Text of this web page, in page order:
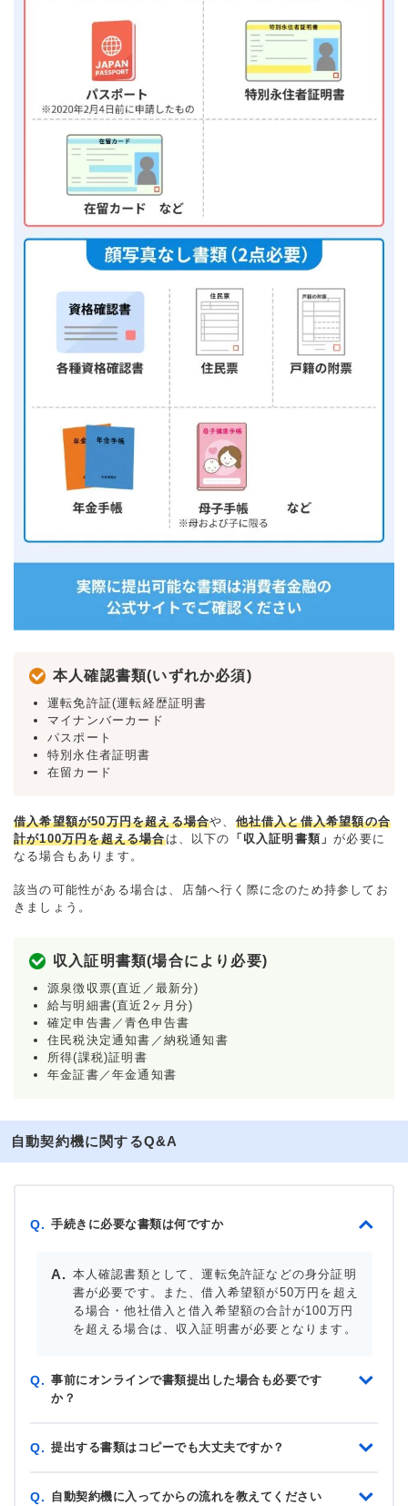
本人確認書類(いずれか必須)
運転免許証(運転経歴証明書
マイナンバーカード
パスポート
特別永住者証明書
在留カード
借入希望額が50万円を超える場合や、 他社借入と借入希望額の合
計が100万円を超える場合は、以下の 「収入証明書類」が必要に
なる場合もあります。
該当の可能性がある場合は、店舗へ行く際に念のため持参してお
きましょう。
収入証明書類(場合により必要)
源泉徴収票(直近／最新分)
給与明細書(直近2ヶ月分)
確定申告書／青色申告書
住民税決定通知書／納税通知書
所得(課税)証明書
年金証書／年金通知書
自動契約機に関するQ&A
Q. 手続きに必要な書類は何ですか
本人確認書類として、運転免許証などの身分証明
書が必要です。また、借入希望額が50万円を超え
る場合・他社借入と借入希望額の合計が100万円
を超える場合は、収入証明書が必要となります。
Q. 事前にオンラインで書類提出した場合も必要です
か？
Q. 提出する書類はコピーでも大丈夫ですか？
Q. 自動契約機に入ってからの流れを教えてください